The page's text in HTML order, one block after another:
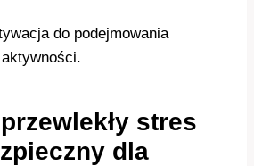
do podejmowania
stres
dla